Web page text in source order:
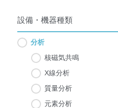
設備・機器種類
分析
核磁気共鳴
X線分析
質量分析
元素分析